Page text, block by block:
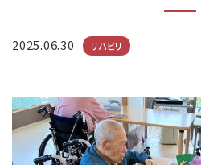
2025.06.30 リハビリ